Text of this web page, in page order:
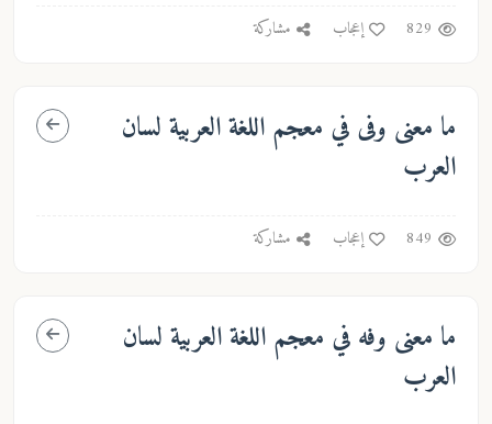
829 إعجاب مشاركة
ما معنى وفىفي معجم اللغة العربية لسان
العرب
849 إعجاب مشاركة
ما معنى وفهفي معجم اللغة العربية لسان
العرب